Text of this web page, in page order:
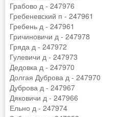
Грабово д - 247976
Гребеневский п - 247961
Гребень д - 247961
Гричиновичи д - 247978
Гряда д - 247972
Гулевичи д - 247973
Дедовка д - 247970
Долгая Дуброва д - 247970
Дуброва д - 247967
Дяковичи д - 247966
Ельно д - 247974